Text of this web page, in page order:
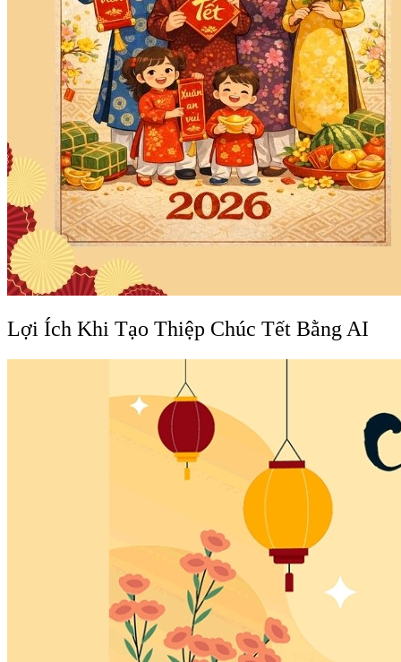
Lợi Ích Khi Tạo Thiệp Chúc Tết Bằng AI